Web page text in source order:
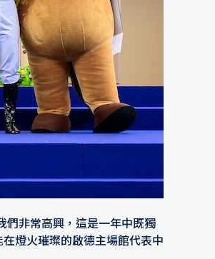
們非常高興，這是一年中既獨
燈火璀璨的啟德主場館代表中